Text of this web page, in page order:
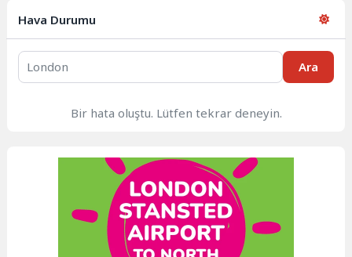
Hava Durumu
Ara
Bir hata oluştu. Lütfen tekrar deneyin.